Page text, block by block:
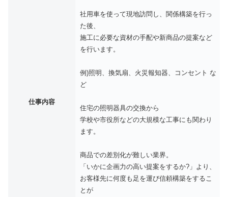
仕事内容
社用車を使って現地訪問し、関係構築を行っ
た後、
施工に必要な資材の手配や新商品の提案など
を行います。
例)照明、換気扇、火災報知器、コンセント な
ど
住宅の照明器具の交換から
学校や市役所などの大規模な工事にも関わり
ます。
商品での差別化が難しい業界。
「いかに企画力の高い提案をするか?」より、
お客様先に何度も足を運び信頼構築をするこ
とが